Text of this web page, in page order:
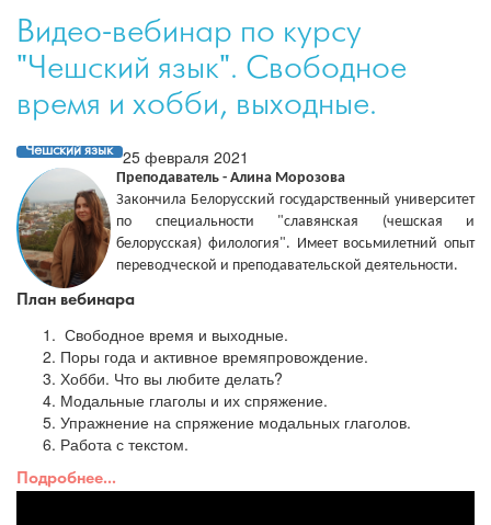
Видео-вебинар по курсу
"Чешский язык". Свободное
время и хобби, выходные.
Чешский язык 25 февраля 2021
Преподаватель - Алина Морозова
Закончила Белорусский государственный университет
по специальности "славянская (чешская и
белорусская) филология". Имеет восьмилетний опыт
переводческой и преподавательской деятельности.
План вебинара
Свободное время и выходные.
Поры года и активное времяпровождение.
Хобби. Что вы любите делать?
Модальные глаголы и их спряжение.
Упражнение на спряжение модальных глаголов.
Работа с текстом.
Подробнее...